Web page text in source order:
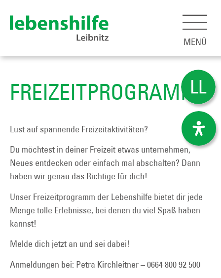
MENÜ
FREIZEITPROGRAMM
Lust auf spannende Freizeitaktivitäten?
Du möchtest in deiner Freizeit etwas unternehmen,
Neues entdecken oder einfach mal abschalten? Dann
haben wir genau das Richtige für dich!
Unser Freizeitprogramm der Lebenshilfe bietet dir jede
Menge tolle Erlebnisse, bei denen du viel Spaß haben
kannst!
Melde dich jetzt an und sei dabei!
Anmeldungen bei: Petra Kirchleitner – 0664 800 92 500